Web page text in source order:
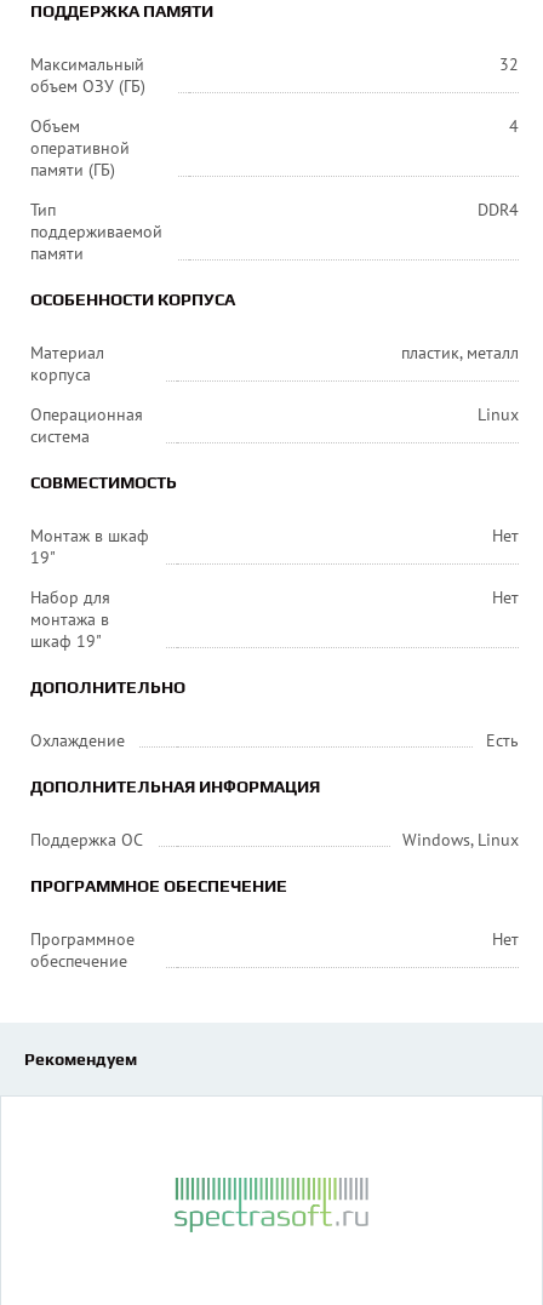
ПОДДЕРЖКА ПАМЯТИ
Максимальный
объем ОЗУ (ГБ)
32
Объем
оперативной
памяти (ГБ)
4
Тип
поддерживаемой
памяти
DDR4
ОСОБЕННОСТИ КОРПУСА
Материал
корпуса
пластик, металл
Операционная
система
Linux
СОВМЕСТИМОСТЬ
Монтаж в шкаф
19"
Нет
Набор для
монтажа в
шкаф 19"
Нет
ДОПОЛНИТЕЛЬНО
Охлаждение Есть
ДОПОЛНИТЕЛЬНАЯ ИНФОРМАЦИЯ
Поддержка ОС Windows, Linux
ПРОГРАММНОЕ ОБЕСПЕЧЕНИЕ
Программное
обеспечение
Нет
Рекомендуем